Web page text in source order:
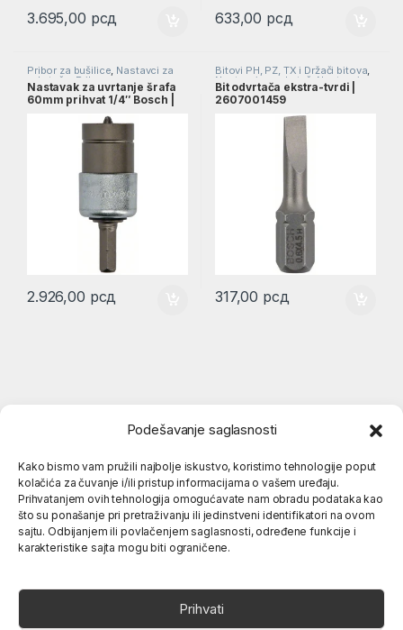
Podešavanje saglasnosti
Kako bismo vam pružili najbolje iskustvo, koristimo tehnologije poput
kolačića za čuvanje i/ili pristup informacijama o vašem uređaju.
Prihvatanjem ovih tehnologija omogućavate nam obradu podataka kao
što su ponašanje pri pretraživanju ili jedinstveni identifikatori na ovom
sajtu. Odbijanjem ili povlačenjem saglasnosti, određene funkcije i
karakteristike sajta mogu biti ograničene.
Prihvati
3.695,00 рсд 633,00 рсд
Pribor za bušilice, Nastavci za
odvrtače ,Pribor
Nastavak za uvrtanje šrafa
60mm prihvat 1/4″ Bosch |
2.926,00 рсд
Bitovi PH, PZ, TX i Držači bitova,
Nastavci za odvrtač Nastavci za
odvrtače
Bit odvrtača ekstra-tvrdi |
2607001459
317,00 рсд
Popularne kategorije
O nama